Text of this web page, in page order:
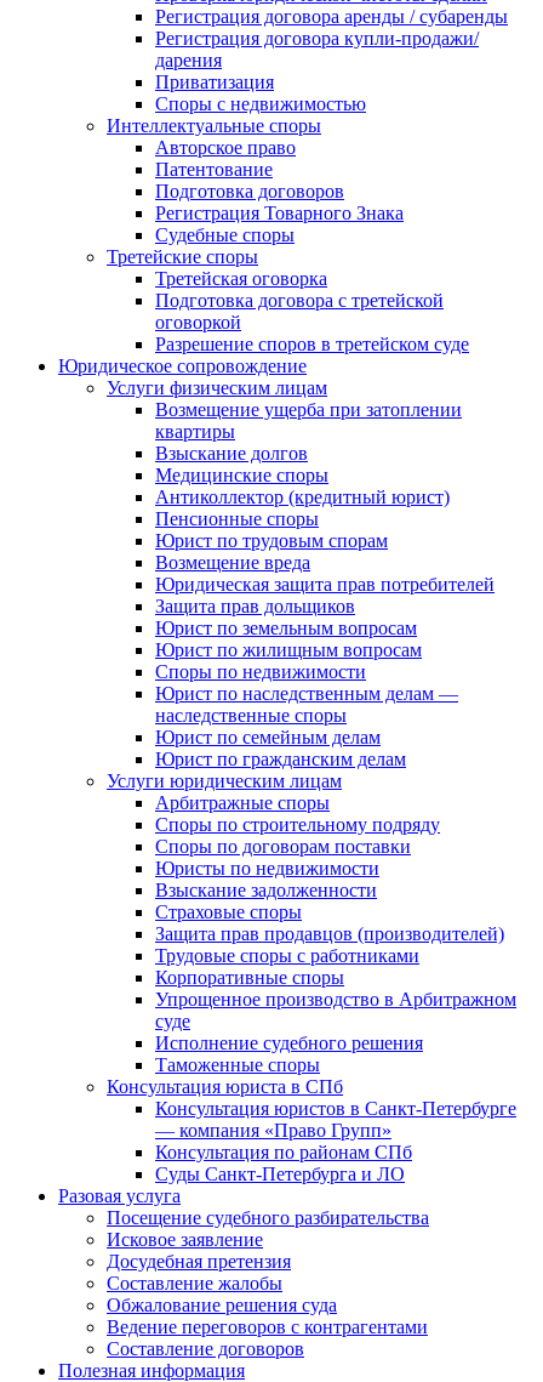
Регистрация договора аренды / субаренды
Регистрация договора купли-продажи/
дарения
Приватизация
Cпоры с недвижимостью
Интеллектуальные споры
Авторское право
Патентование
Подготовка договоров
Регистрация Товарного Знака
Судебные споры
Третейские споры
Третейская оговорка
Подготовка договора с третейской
оговоркой
Разрешение споров в третейском суде
Юридическое сопровождение
Услуги физическим лицам
Возмещение ущерба при затоплении
квартиры
Взыскание долгов
Медицинские споры
Антиколлектор (кредитный юрист)
Пенсионные споры
Юрист по трудовым спорам
Возмещение вреда
Юридическая защита прав потребителей
Защита прав дольщиков
Юрист по земельным вопросам
Юрист по жилищным вопросам
Споры по недвижимости
Юрист по наследственным делам —
наследственные споры
Юрист по семейным делам
Юрист по гражданским делам
Услуги юридическим лицам
Арбитражные споры
Споры по строительному подряду
Споры по договорам поставки
Юристы по недвижимости
Взыскание задолженности
Страховые споры
Защита прав продавцов (производителей)
Трудовые споры с работниками
Корпоративные споры
Упрощенное производство в Арбитражном
суде
Исполнение судебного решения
Таможенные споры
Консультация юриста в СПб
Консультация юристов в Санкт-Петербурге
— компания «Право Групп»
Консультация по районам СПб
Суды Санкт-Петербурга и ЛО
Разовая услуга
Посещение судебного разбирательства
Исковое заявление
Досудебная претензия
Составление жалобы
Обжалование решения суда
Ведение переговоров с контрагентами
Составление договоров
Полезная информация